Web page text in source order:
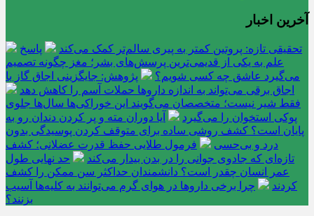
آخرین اخبار
تحقیقی تازه: پروتین کمتر به پیری سالم‌تر کمک می‌کند
پاسخ
علم به یکی از قدیمی‌ترین پرسش‌های بشر؛ مغز چگونه تصمیم
می‌گیرد عاشق چه کسی شویم؟
پژوهش: جایگزینی اجاق گاز با
اجاق برقی می‌تواند به اندازه داروها حملات آسم را کاهش دهد
فقط شیر نیست؛ متخصصان می‌گویند این خوراکی‌ها سال‌ها جلوی
پوکی استخوان را می‌گیرد
آیا دوران مته و پر کردن دندان رو به
پایان است؟ کشف روشی ساده برای متوقف کردن پوسیدگی بدون
درد و بی‌حسی
فرمول طلایی حفظ قدرت عضلانی؛ کشف
تازه‌ای که جادوی جوانی را در بدن بیدار می‌کند
حد نهایی طول
عمر انسان چقدر است؟ دانشمندان حداکثر سن ممکن را کشف
کردند
چرا برخی داروها در هوای گرم می‌توانند به کلیه‌ها آسیب
بزنند؟